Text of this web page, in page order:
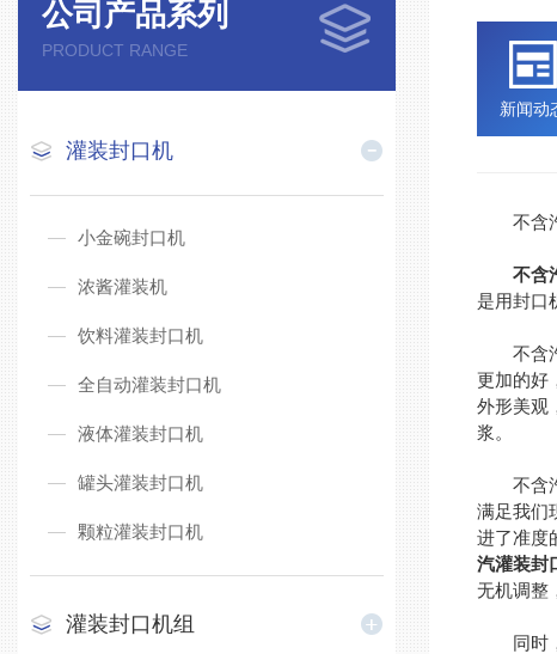
公司产品系列
PRODUCT RANGE
灌装封口机
小金碗封口机
浓酱灌装机
饮料灌装封口机
全自动灌装封口机
液体灌装封口机
罐头灌装封口机
颗粒灌装封口机
灌装封口机组
新闻动
不含汽
不含
是用封口
不含汽
更加的好
外形美观
浆。
不含汽
满足我们
进了准度
汽灌装封
无机调整
同时，